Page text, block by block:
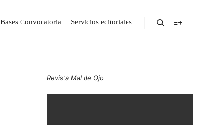
Bases Convocatoria Servicios editoriales
Revista Mal de Ojo